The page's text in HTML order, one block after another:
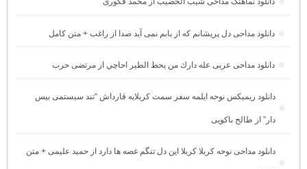
دانلود مداحی دل پریشانم که از بابم نمی آید صدا از راغب + متن کامل
دانلود مداحی عربی عله دارك من يحط الطير احاچي از مرتضی حرب
دانلود ریمیکس نوحه ایلمه سفر سمت کربلایه قارداش “تند سیستمی بیس
دار” از طالح باکویی
دانلود مداحی نوحه کربلا کربلا این دل تنگم غصه ها دارد از حمید علیمی + متن